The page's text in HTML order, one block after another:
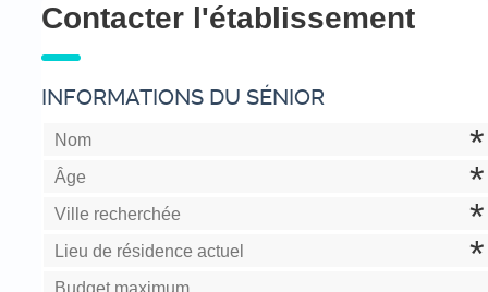
Contacter l'établissement
INFORMATIONS DU SÉNIOR